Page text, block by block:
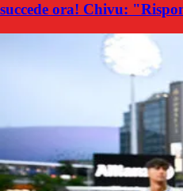
succede ora! Chivu: